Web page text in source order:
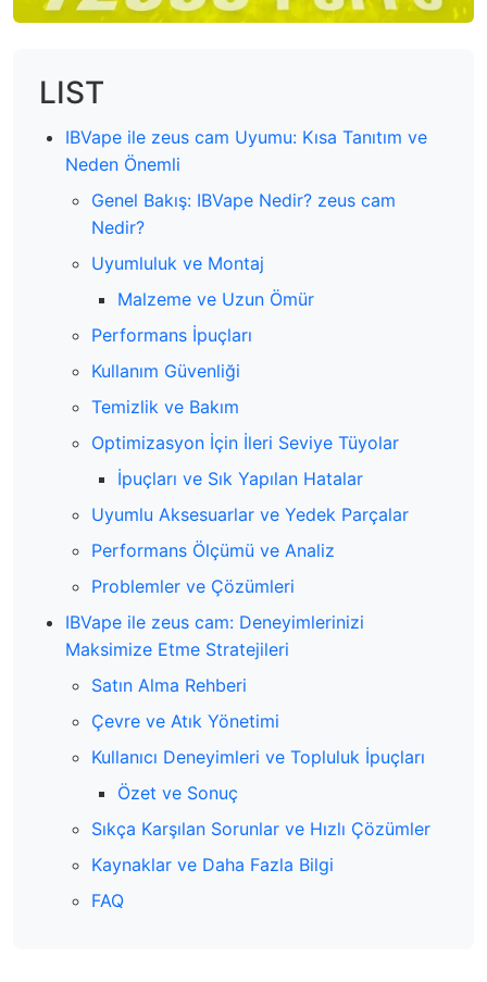
LIST
IBVape ile zeus cam Uyumu: Kısa Tanıtım ve
Neden Önemli
Genel Bakış: IBVape Nedir? zeus cam
Nedir?
Uyumluluk ve Montaj
Malzeme ve Uzun Ömür
Performans İpuçları
Kullanım Güvenliği
Temizlik ve Bakım
Optimizasyon İçin İleri Seviye Tüyolar
İpuçları ve Sık Yapılan Hatalar
Uyumlu Aksesuarlar ve Yedek Parçalar
Performans Ölçümü ve Analiz
Problemler ve Çözümleri
IBVape ile zeus cam: Deneyimlerinizi
Maksimize Etme Stratejileri
Satın Alma Rehberi
Çevre ve Atık Yönetimi
Kullanıcı Deneyimleri ve Topluluk İpuçları
Özet ve Sonuç
Sıkça Karşılan Sorunlar ve Hızlı Çözümler
Kaynaklar ve Daha Fazla Bilgi
FAQ